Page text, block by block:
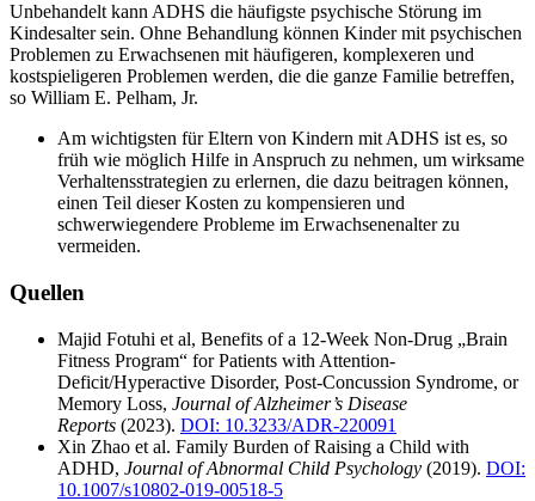
Unbehandelt kann ADHS die häufigste psychische Störung im
Kindesalter sein. Ohne Behandlung können Kinder mit psychischen
Problemen zu Erwachsenen mit häufigeren, komplexeren und
kostspieligeren Problemen werden, die die ganze Familie betreffen,
so William E. Pelham, Jr.
Am wichtigsten für Eltern von Kindern mit ADHS ist es, so
früh wie möglich Hilfe in Anspruch zu nehmen, um wirksame
Verhaltensstrategien zu erlernen, die dazu beitragen können,
einen Teil dieser Kosten zu kompensieren und
schwerwiegendere Probleme im Erwachsenenalter zu
vermeiden.
Quellen
Majid Fotuhi et al, Benefits of a 12-Week Non-Drug „Brain
Fitness Program“ for Patients with Attention-
Deficit/Hyperactive Disorder, Post-Concussion Syndrome, or
Memory Loss, Journal of Alzheimer’s Disease
Reports (2023). DOI: 10.3233/ADR-220091
Xin Zhao et al. Family Burden of Raising a Child with
ADHD, Journal of Abnormal Child Psychology (2019). DOI:
10.1007/s10802-019-00518-5